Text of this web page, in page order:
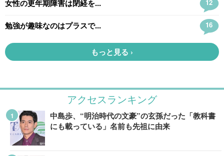
アクセスランキング
中島歩、“明治時代の文豪”の玄孫だった「教科書
にも載っている」名前も先祖に由来